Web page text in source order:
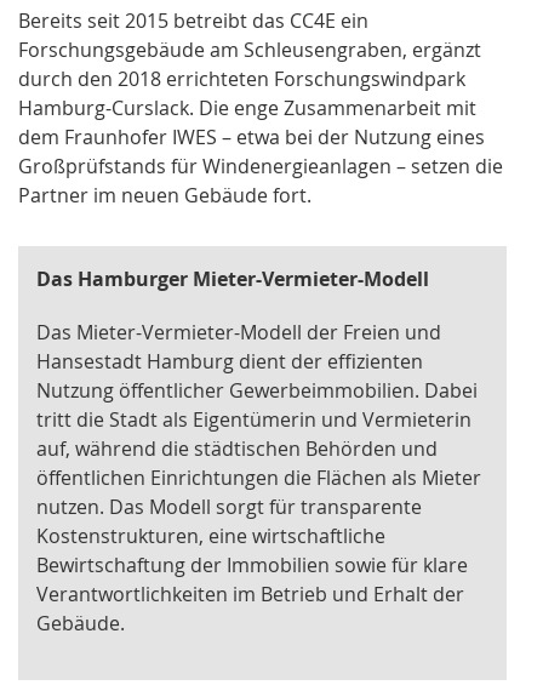
Bereits seit 2015 betreibt das CC4E ein
Forschungsgebäude am Schleusengraben, ergänzt
durch den 2018 errichteten Forschungswindpark
Hamburg-Curslack. Die enge Zusammenarbeit mit
dem Fraunhofer IWES – etwa bei der Nutzung eines
Großprüfstands für Windenergieanlagen – setzen die
Partner im neuen Gebäude fort.
Das Hamburger Mieter-Vermieter-Modell
Das Mieter-Vermieter-Modell der Freien und
Hansestadt Hamburg dient der effizienten
Nutzung öffentlicher Gewerbeimmobilien. Dabei
tritt die Stadt als Eigentümerin und Vermieterin
auf, während die städtischen Behörden und
öffentlichen Einrichtungen die Flächen als Mieter
nutzen. Das Modell sorgt für transparente
Kostenstrukturen, eine wirtschaftliche
Bewirtschaftung der Immobilien sowie für klare
Verantwortlichkeiten im Betrieb und Erhalt der
Gebäude.